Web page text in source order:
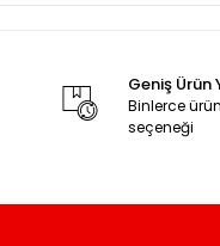
Geniş Ürün
Binlerce
seçeneği